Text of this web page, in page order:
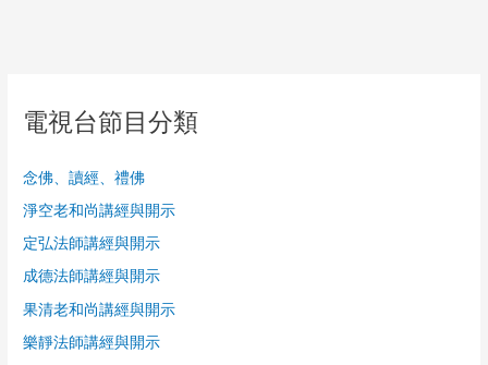
電視台節目分類
念佛、讀經、禮佛
淨空老和尚講經與開示
定弘法師講經與開示
成德法師講經與開示
果清老和尚講經與開示
樂靜法師講經與開示